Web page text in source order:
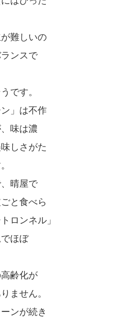
難しいの
ンスで
です。
」は不作
味は濃
しさがた
晴屋で
と食べら
ロンネル」
ほぼ
齢化が
ません。
ンが続き